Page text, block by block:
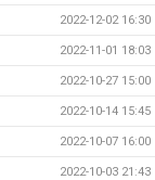
2022-12-02 16:30
2022-11-01 18:03
2022-10-27 15:00
2022-10-14 15:45
2022-10-07 16:00
2022-10-03 21:43